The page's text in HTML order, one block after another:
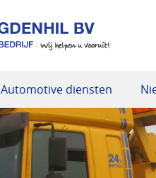
Automotive diensten